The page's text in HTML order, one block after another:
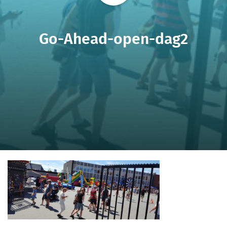
Go-Ahead-open-dag2